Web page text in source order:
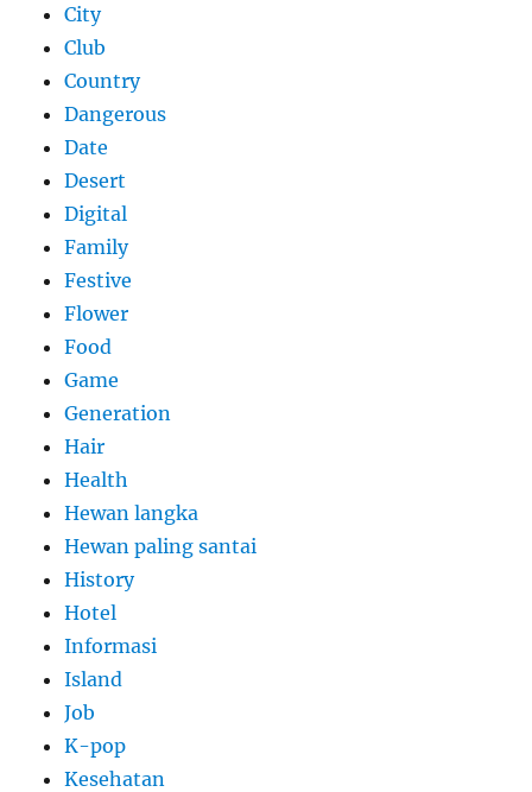
City
Club
Country
Dangerous
Date
Desert
Digital
Family
Festive
Flower
Food
Game
Generation
Hair
Health
Hewan langka
Hewan paling santai
History
Hotel
Informasi
Island
Job
K-pop
Kesehatan